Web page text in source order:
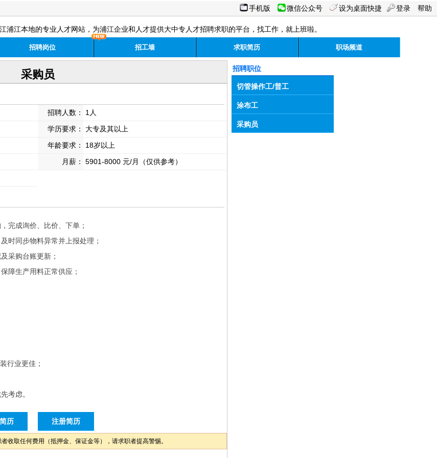
手机版 微信公众号 设为桌面快捷 登录 帮助
浦江本地的专业人才网站，为浦江企业和人才提供大中专人才招聘求职的平台，找工作，就上班啦。
招聘岗位 招工墙 求职简历 职场频道
采购员
招聘人数：
1人
学历要求：
大专及其以上
年龄要求：
18岁以上
月薪：
5901-8000 元/月（仅供参考）
完成询价、比价、下单；
时同步物料异常并上报处理；
采购台账更新；
障生产用料正常供应；
行业更佳；
考虑。
历 注册简历
收取任何费用（抵押金、保证金等），请求职者提高警惕。
招聘职位
切管操作工/普工
涂布工
采购员